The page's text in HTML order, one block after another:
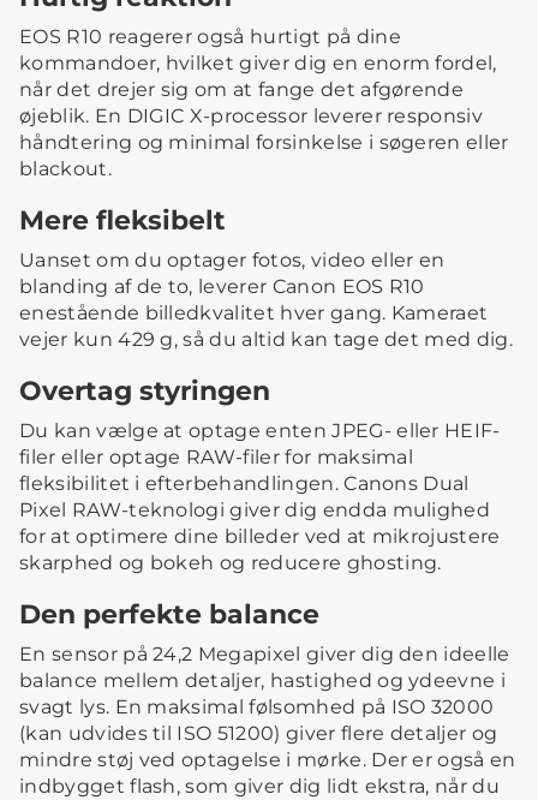
EOS R10 reagerer også hurtigt på dine
kommandoer, hvilket giver dig en enorm fordel,
når det drejer sig om at fange det afgørende
øjeblik. En DIGIC X-processor leverer responsiv
håndtering og minimal forsinkelse i søgeren eller
blackout.
Mere fleksibelt
Uanset om du optager fotos, video eller en
blanding af de to, leverer Canon EOS R10
enestående billedkvalitet hver gang. Kameraet
vejer kun 429 g, så du altid kan tage det med dig.
Overtag styringen
Du kan vælge at optage enten JPEG- eller HEIF-
filer eller optage RAW-filer for maksimal
fleksibilitet i efterbehandlingen. Canons Dual
Pixel RAW-teknologi giver dig endda mulighed
for at optimere dine billeder ved at mikrojustere
skarphed og bokeh og reducere ghosting.
Den perfekte balance
En sensor på 24,2 Megapixel giver dig den ideelle
balance mellem detaljer, hastighed og ydeevne i
svagt lys. En maksimal følsomhed på ISO 32000
(kan udvides til ISO 51200) giver flere detaljer og
mindre støj ved optagelse i mørke. Der er også en
indbygget flash, som giver dig lidt ekstra, når du